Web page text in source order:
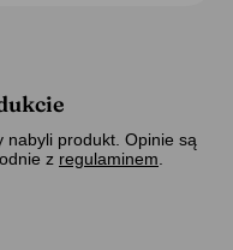
nabyli produkt. Opinie są
z regulaminem.